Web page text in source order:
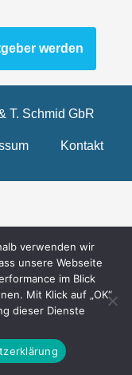
werden
T. Schmid GbR
Kontakt
verwenden wir
unsere Webseite
im Blick
Mit Klick auf „OK“
dieser Dienste